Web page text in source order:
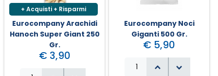
Candele
+ Acquisti + Risparmi
Eurocompany Arachidi
Hanoch Super Giant 250
Gr.
€ 3,90
Eurocompany Noci
Giganti 500 Gr.
€ 5,90